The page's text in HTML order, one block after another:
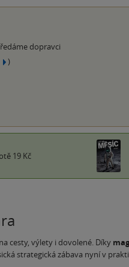
dopravci
)
19 Kč
cesty, výlety i dovolené. Díky
strategická zábava nyní v